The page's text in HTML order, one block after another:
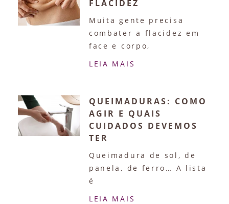
FLACIDEZ
Muita gente precisa
combater a flacidez em
face e corpo,
LEIA MAIS
QUEIMADURAS: COMO
AGIR E QUAIS
CUIDADOS DEVEMOS
TER
Queimadura de sol, de
panela, de ferro… A lista
é
LEIA MAIS